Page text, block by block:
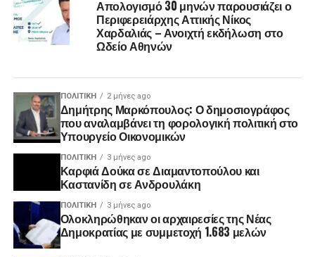
Απολογισμό 30 μηνών παρουσιάζει ο
Περιφερειάρχης Αττικής Νίκος
Χαρδαλιάς – Ανοιχτή εκδήλωση στο
Ωδείο Αθηνών
ΠΟΛΙΤΙΚΉ 2 μήνες ago
Δημήτρης Μαρκόπουλος: Ο δημοσιογράφος
που αναλαμβάνει τη φορολογική πολιτική στο
Υπουργείο Οικονομικών
ΠΟΛΙΤΙΚΉ 3 μήνες ago
Καρφιά Δούκα σε Διαμαντοπούλου και
Καστανίδη σε Ανδρουλάκη
ΠΟΛΙΤΙΚΉ 3 μήνες ago
Ολοκληρώθηκαν οι αρχαιρεσίες της Νέας
Δημοκρατίας με συμμετοχή 1.683 μελών